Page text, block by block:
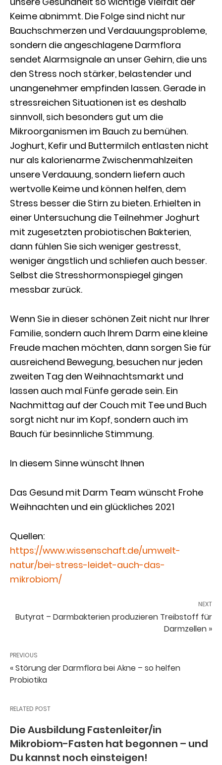
Keime abnimmt. Die Folge sind nicht nur
Bauchschmerzen und Verdauungsprobleme,
sondern die angeschlagene Darmflora
sendet Alarmsignale an unser Gehirn, die uns
den Stress noch stärker, belastender und
unangenehmer empfinden lassen. Gerade in
stressreichen Situationen ist es deshalb
sinnvoll, sich besonders gut um die
Mikroorganismen im Bauch zu bemühen.
Joghurt, Kefir und Buttermilch entlasten nicht
nur als kalorienarme Zwischenmahlzeiten
unsere Verdauung, sondern liefern auch
wertvolle Keime und können helfen, dem
Stress besser die Stirn zu bieten. Erhielten in
einer Untersuchung die Teilnehmer Joghurt
mit zugesetzten probiotischen Bakterien,
dann fühlen Sie sich weniger gestresst,
weniger ängstlich und schliefen auch besser.
Selbst die Stresshormonspiegel gingen
messbar zurück.
Wenn Sie in dieser schönen Zeit nicht nur Ihrer
Familie, sondern auch Ihrem Darm eine kleine
Freude machen möchten, dann sorgen Sie für
ausreichend Bewegung, besuchen nur jeden
zweiten Tag den Weihnachtsmarkt und
lassen auch mal Fünfe gerade sein. Ein
Nachmittag auf der Couch mit Tee und Buch
sorgt nicht nur im Kopf, sondern auch im
Bauch für besinnliche Stimmung.
In diesem Sinne wünscht Ihnen
Das Gesund mit Darm Team wünscht Frohe
Weihnachten und ein glückliches 2021
Quellen:
https://www.wissenschaft.de/umwelt-
natur/bei-stress-leidet-auch-das-
mikrobiom/
NEXT
Butyrat – Darmbakterien produzieren Treibstoff für
Darmzellen »
PREVIOUS
« Störung der Darmflora bei Akne – so helfen
Probiotika
RELATED POST
Die Ausbildung Fastenleiter/in
Mikrobiom-Fasten hat begonnen – und
Du kannst noch einsteigen!